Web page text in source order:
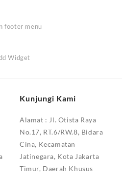
footer menu
Widget
Kunjungi Kami
Alamat : Jl. Otista Raya
No.17, RT.6/RW.8, Bidara
Cina, Kecamatan
Jatinegara, Kota Jakarta
Timur, Daerah Khusus